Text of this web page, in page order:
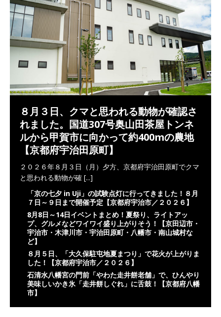
８月３日、クマと思われる動物が確認さ
れました。国道307号奥山田茶屋トンネ
ルから甲賀市に向かって約400mの農地
【京都府宇治田原町】
２０２６年８月３日（月）夕方、京都府宇治田原町でクマ
と思われる動物が確 [...]
「京の七夕 in Uji」の試験点灯に行ってきました！８月
７日～９日まで開催予定【京都府宇治市／２０２６】
8月8日～14日イベントまとめ！夏祭り、ライトアッ
プ、グルメなどワイワイ盛り上がりそう！【京田辺市・
宇治市・木津川市・宇治田原町・八幡市・南山城村な
ど】
８月５日、「大久保駐屯地夏まつり」で花火が上がりま
した！【京都府宇治市／２０２６】
石清水八幡宮の門前「やわた走井餅老舗」で、ひんやり
美味しいかき氷「走井餅しぐれ」に舌鼓！【京都府八幡
市】